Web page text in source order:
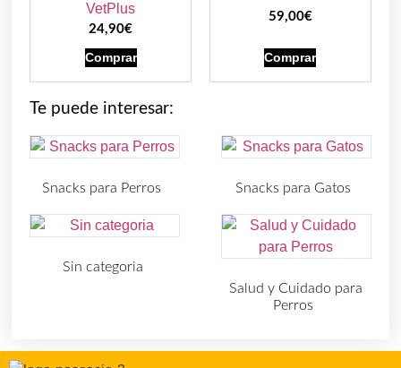
VetPlus
24,90€
Comprar
59,00€
Comprar
Te puede interesar:
Snacks para Perros Snacks para Gatos
Sin categoria
Salud y Cuidado para
Perros